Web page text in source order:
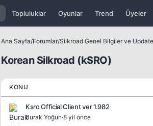
Topluluklar Oyunlar Trend Üyeler
Ana Sayfa/Forumlar/Silkroad Genel Bilgiler ve
Korean Silkroad (kSRO)
KONU
Ksro Official Client ver 1.982
Burak Yoğun·8 yil once